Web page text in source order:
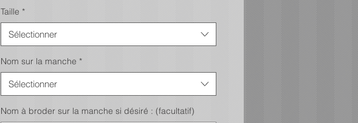
Taille *
Sélectionner
Nom sur la manche *
Sélectionner
Nom à broder sur la manche si désiré : (facultatif)